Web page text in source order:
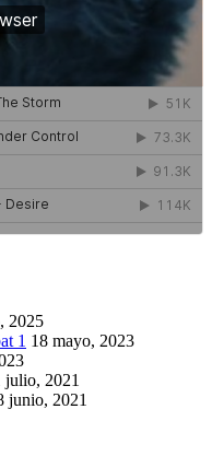
2025
1 18 mayo, 2023
julio, 2021
junio, 2021